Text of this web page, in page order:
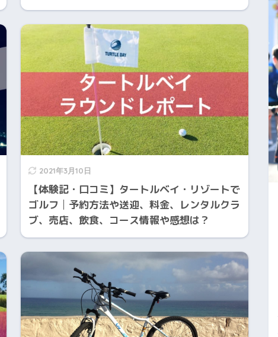
2021年3月10日
【体験記・口コミ】タートルベイ・リゾートで
ゴルフ│予約方法や送迎、料金、レンタルクラ
ブ、売店、飲食、コース情報や感想は？